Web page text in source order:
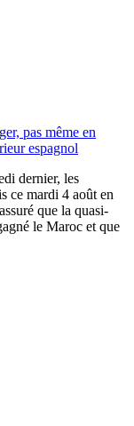
pas même en
espagnol
dernier, les
ce mardi 4 août en
que la quasi-
le Maroc et que